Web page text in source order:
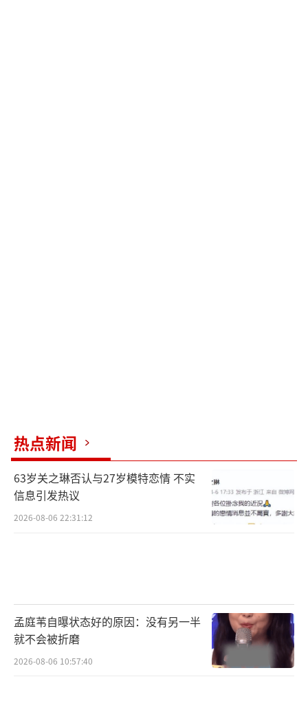
热点新闻
63岁关之琳否认与27岁模特恋情 不实
信息引发热议
2026-08-06 22:31:12
孟庭苇自曝状态好的原因：没有另一半
就不会被折磨
2026-08-06 10:57:40